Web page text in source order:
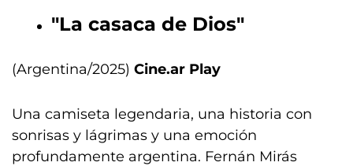
"La casaca de Dios"
(Argentina/2025) Cine.ar Play
Una camiseta legendaria, una historia con
sonrisas y lágrimas y una emoción
profundamente argentina. Fernán Mirás